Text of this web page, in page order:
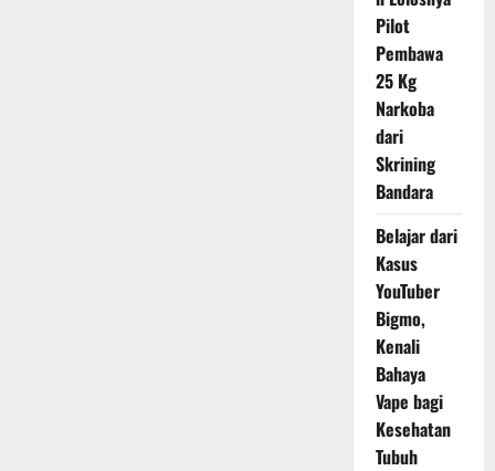
Pilot
Pembawa
25 Kg
Narkoba
dari
Skrining
Bandara
Belajar dari
Kasus
YouTuber
Bigmo,
Kenali
Bahaya
Vape bagi
Kesehatan
Tubuh